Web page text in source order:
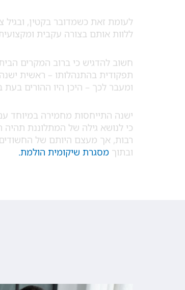
לעומת זאת כשמדובר בקטין,
ללוות אותם בצורה עקבית
חשוב להדגיש כי ברוב המקרים
תפקודית בהתנהלותו – ראשית
ומעבר לכך – היכן היו ההורים בעת
ישנה התייחסות מחמירה במיוחד
כי לנושא גילה של המתלוננת
ובתוך מסגרת שיקומית הולמת.